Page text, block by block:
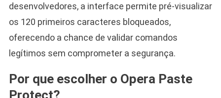
desenvolvedores, a interface permite pré-visualizar
os 120 primeiros caracteres bloqueados,
oferecendo a chance de validar comandos
legítimos sem comprometer a segurança.
Por que escolher o Opera Paste
Protect?